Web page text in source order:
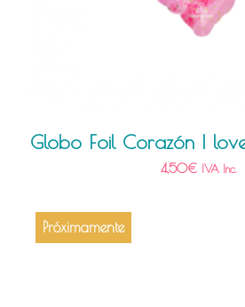
Globo Foil Corazón I
4,50€ IVA Inc.
Próximamente